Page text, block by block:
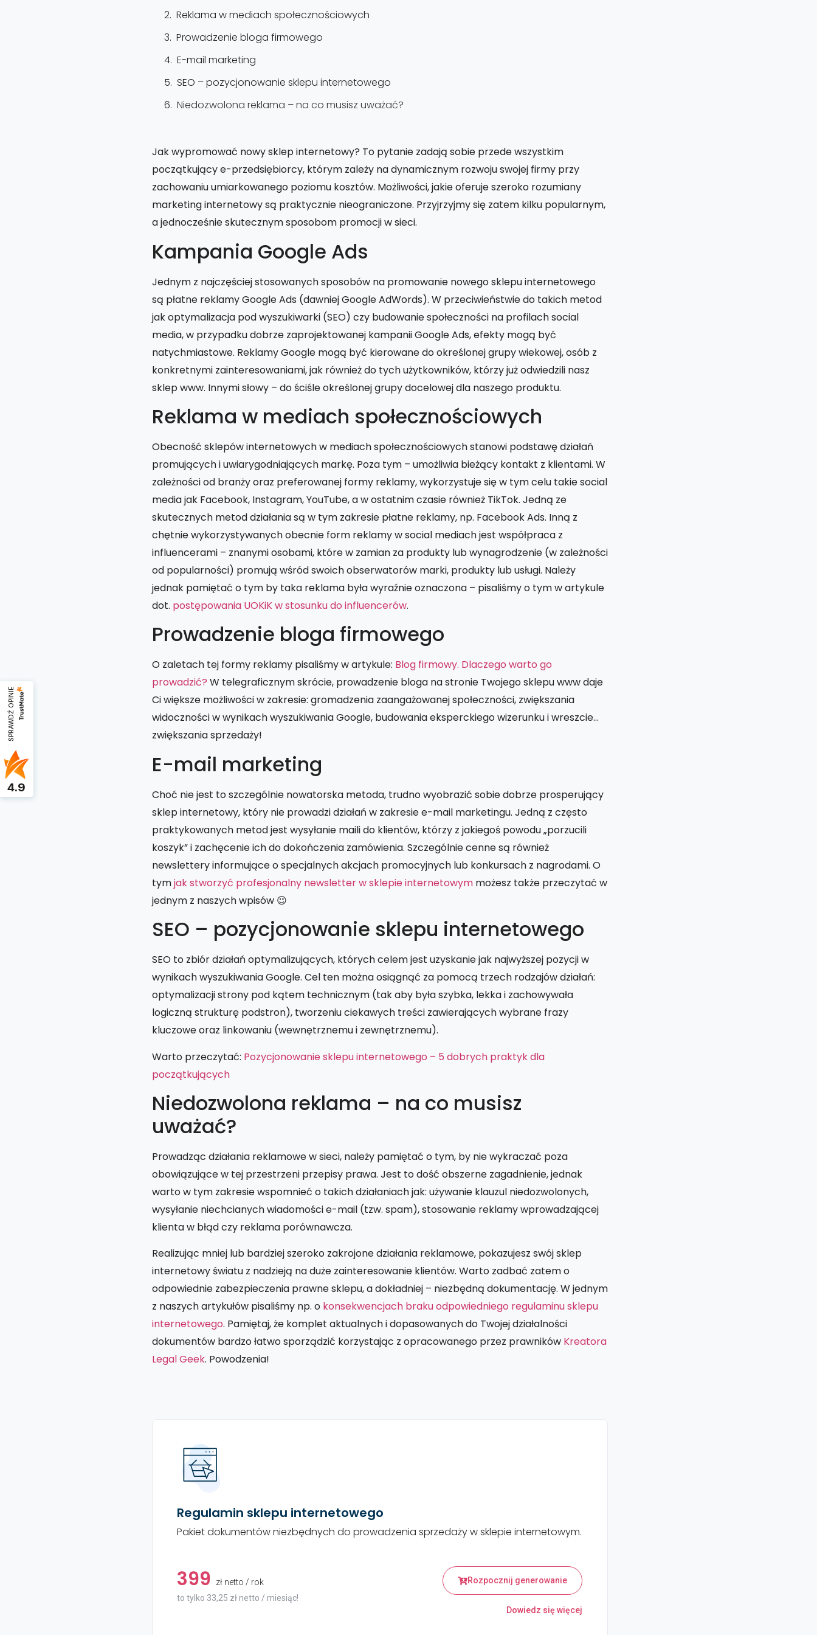
SPRAWDŹ OPINIE
4.9
Reklama w mediach społecznościowych
Prowadzenie bloga firmowego
E-mail marketing
SEO – pozycjonowanie sklepu internetowego
Niedozwolona reklama – na co musisz uważać?
Jak wypromować nowy sklep internetowy? To pytanie zadają sobie przede wszystkim
początkujący e-przedsiębiorcy, którym zależy na dynamicznym rozwoju swojej firmy przy
zachowaniu umiarkowanego poziomu kosztów. Możliwości, jakie oferuje szeroko rozumiany
marketing internetowy są praktycznie nieograniczone. Przyjrzyjmy się zatem kilku popularnym,
a jednocześnie skutecznym sposobom promocji w sieci.
Kampania Google Ads
Jednym z najczęściej stosowanych sposobów na promowanie nowego sklepu internetowego
są płatne reklamy Google Ads (dawniej Google AdWords). W przeciwieństwie do takich metod
jak optymalizacja pod wyszukiwarki (SEO) czy budowanie społeczności na profilach social
media, w przypadku dobrze zaprojektowanej kampanii Google Ads, efekty mogą być
natychmiastowe. Reklamy Google mogą być kierowane do określonej grupy wiekowej, osób z
konkretnymi zainteresowaniami, jak również do tych użytkowników, którzy już odwiedzili nasz
sklep www. Innymi słowy – do ściśle określonej grupy docelowej dla naszego produktu.
Reklama w mediach społecznościowych
Obecność sklepów internetowych w mediach społecznościowych stanowi podstawę działań
promujących i uwiarygodniających markę. Poza tym – umożliwia bieżący kontakt z klientami. W
zależności od branży oraz preferowanej formy reklamy, wykorzystuje się w tym celu takie social
media jak Facebook, Instagram, YouTube, a w ostatnim czasie również TikTok. Jedną ze
skutecznych metod działania są w tym zakresie płatne reklamy, np. Facebook Ads. Inną z
chętnie wykorzystywanych obecnie form reklamy w social mediach jest współpraca z
influencerami – znanymi osobami, które w zamian za produkty lub wynagrodzenie (w zależności
od popularności) promują wśród swoich obserwatorów marki, produkty lub usługi. Należy
jednak pamiętać o tym by taka reklama była wyraźnie oznaczona – pisaliśmy o tym w artykule
dot. postępowania UOKiK w stosunku do influencerów.
Prowadzenie bloga firmowego
O zaletach tej formy reklamy pisaliśmy w artykule: Blog firmowy. Dlaczego warto go
prowadzić? W telegraficznym skrócie, prowadzenie bloga na stronie Twojego sklepu www daje
Ci większe możliwości w zakresie: gromadzenia zaangażowanej społeczności, zwiększania
widoczności w wynikach wyszukiwania Google, budowania eksperckiego wizerunku i wreszcie…
zwiększania sprzedaży!
E-mail marketing
Choć nie jest to szczególnie nowatorska metoda, trudno wyobrazić sobie dobrze prosperujący
sklep internetowy, który nie prowadzi działań w zakresie e-mail marketingu. Jedną z często
praktykowanych metod jest wysyłanie maili do klientów, którzy z jakiegoś powodu „porzucili
koszyk” i zachęcenie ich do dokończenia zamówienia. Szczególnie cenne są również
newslettery informujące o specjalnych akcjach promocyjnych lub konkursach z nagrodami. O
tymjak stworzyć profesjonalny newsletter w sklepie internetowym możesz także przeczytać w
jednym z naszych wpisów 😉
SEO – pozycjonowanie sklepu internetowego
SEO to zbiór działań optymalizujących, których celem jest uzyskanie jak najwyższej pozycji w
wynikach wyszukiwania Google. Cel ten można osiągnąć za pomocą trzech rodzajów działań:
optymalizacji strony pod kątem technicznym (tak aby była szybka, lekka i zachowywała
logiczną strukturę podstron), tworzeniu ciekawych treści zawierających wybrane frazy
kluczowe oraz linkowaniu (wewnętrznemu i zewnętrznemu).
Warto przeczytać: Pozycjonowanie sklepu internetowego – 5 dobrych praktyk dla
początkujących
Niedozwolona reklama – na co musisz
uważać?
Prowadząc działania reklamowe w sieci, należy pamiętać o tym, by nie wykraczać poza
obowiązujące w tej przestrzeni przepisy prawa. Jest to dość obszerne zagadnienie, jednak
warto w tym zakresie wspomnieć o takich działaniach jak: używanie klauzul niedozwolonych,
wysyłanie niechcianych wiadomości e-mail (tzw. spam), stosowanie reklamy wprowadzającej
klienta w błąd czy reklama porównawcza.
Realizując mniej lub bardziej szeroko zakrojone działania reklamowe, pokazujesz swój sklep
internetowy światu z nadzieją na duże zainteresowanie klientów. Warto zadbać zatem o
odpowiednie zabezpieczenia prawne sklepu, a dokładniej – niezbędną dokumentację. W jednym
z naszych artykułów pisaliśmy np. o konsekwencjach braku odpowiedniego regulaminu sklepu
internetowego. Pamiętaj, że komplet aktualnych i dopasowanych do Twojej działalności
dokumentów bardzo łatwo sporządzić korzystając z opracowanego przez prawników Kreatora
Legal Geek. Powodzenia!
Regulamin sklepu internetowego
Pakiet dokumentów niezbędnych do prowadzenia sprzedaży w sklepie internetowym.
399
zł netto / rok
to tylko 33,25 zł netto / miesiąc!
Rozpocznij generowanie
Dowiedz się więcej